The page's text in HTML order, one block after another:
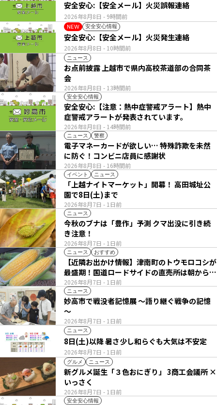
2026年8月8日 - 9時間前
安全安心:【安全メール】火災誤報連絡
NEW 安全安心情報
2026年8月8日 - 10時間前
安全安心:【安全メール】火災発生連絡
ニュース
2026年8月8日 - 13時間前
お点前披露 上越市で県内高校茶道部の合同茶
会
安全安心情報
2026年8月8日 - 14時間前
安全安心:【注意：熱中症警戒アラート】熱中
症警戒アラートが発表されています。
ニュース 警察
2026年8月8日 - 16時間前
電子マネーカードが欲しい… 特殊詐欺を未然
に防ぐ！コンビニ店員に感謝状
イベント ニュース
2026年8月7日 - 1日前
「上越ナイトマーケット」開幕！ 高田城址公
園で8日(土)まで
ニュース
2026年8月7日 - 1日前
今秋のブナは「豊作」予測 クマ出没に引き続
き注意！
ニュース おすすめ
2026年8月7日 - 1日前
【近隣お出かけ情報】津南町のトウモロコシが
最盛期！国道ロードサイドの直売所は朝から長
い列
ニュース
2026年8月7日 - 1日前
妙高市で戦没者記憶展 ～語り継ぐ戦争の記憶
～
ニュース
2026年8月7日 - 1日前
8日(土)以降 暑さ少し和らぐも大気は不安定
グルメ ニュース
2026年8月7日 - 1日前
新グルメ誕生「３色おにぎり」 3商工会議所 ×
いっさく
安全安心情報